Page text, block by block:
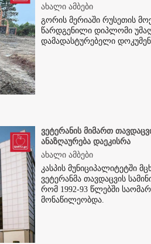
ახალი ამბები
გორის მერიაში რუსეთის
წარდგენილი დიპლომი
დამადასტურებელი
ვეტერანის მიმართ
ანაზღაურება დაეკისრა
ახალი ამბები
კასპის მუნიციპალიტეტში
ვეტერანმა თავდაცვის
რომ 1992-93 წლებში
მონაწილეობდა.